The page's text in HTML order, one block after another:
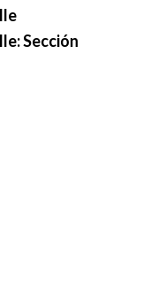
Sección